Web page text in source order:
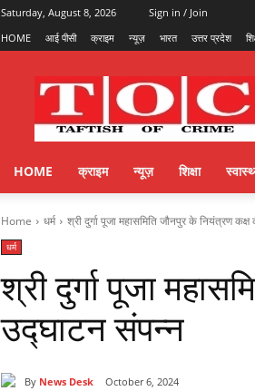
Saturday, August 8, 2026
Sign in / Join
HOME
आई पीसी क्राइम न्यूज़ भारत उत्तर प्रदेश
HOME क्राइम न्यूज़ शिक्षा
Home धर्म श्री दुर्गा पूजा महासमिति जौनपुर के नियंत्रण
धर्म
श्री दुर्गा पूजा
उद्घाटन संपन्न
By News Desk October 6, 2024